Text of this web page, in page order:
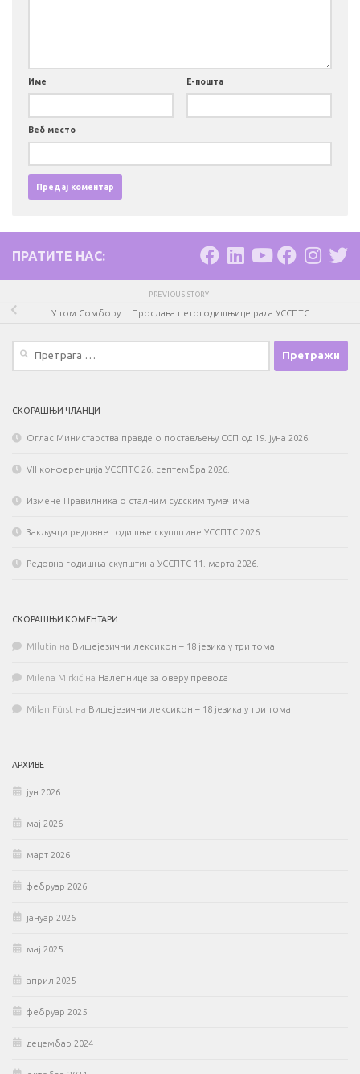
Име Е-пошта
Веб место
ПРАТИТЕ НАС:
PREVIOUS STORY
У том Сомбору… Прослава петогодишњице рада УССПТС
СКОРАШЊИ ЧЛАНЦИ
Оглас Министарства правде о постављењу ССП од 19. јуна 2026.
VII конференција УССПТС 26. септембра 2026.
Измене Правилника о сталним судским тумачима
Закључци редовне годишње скупштине УССПТС 2026.
Редовна годишња скупштина УССПТС 11. марта 2026.
СКОРАШЊИ КОМЕНТАРИ
MIlutin на Вишејезични лексикон – 18 језика у три тома
Milena Mirkić на Налепнице за оверу превода
Milan Fürst на Вишејезични лексикон – 18 језика у три тома
АРХИВЕ
јун 2026
мај 2026
март 2026
фебруар 2026
јануар 2026
мај 2025
април 2025
фебруар 2025
децембар 2024